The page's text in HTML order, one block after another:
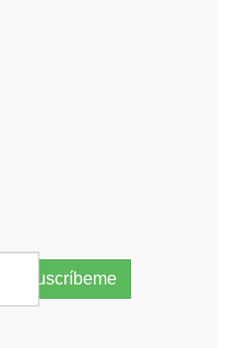
Suscríbeme